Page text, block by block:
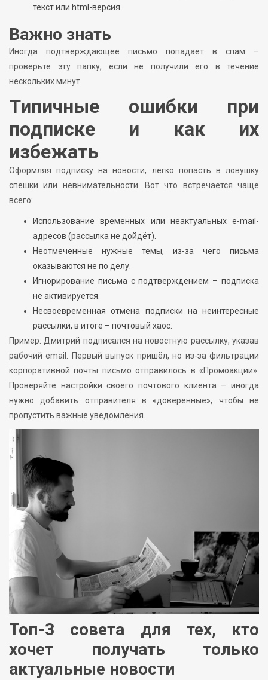
текст или html-версия.
Важно знать
Иногда подтверждающее письмо попадает в спам –
проверьте эту папку, если не получили его в течение
нескольких минут.
Типичные ошибки при
подписке и как их
избежать
Оформляя подписку на новости, легко попасть в ловушку
спешки или невнимательности. Вот что встречается чаще
всего:
Использование временных или неактуальных e-mail-
адресов (рассылка не дойдёт).
Неотмеченные нужные темы, из-за чего письма
оказываются не по делу.
Игнорирование письма с подтверждением – подписка
не активируется.
Несвоевременная отмена подписки на неинтересные
рассылки, в итоге – почтовый хаос.
Пример: Дмитрий подписался на новостную рассылку, указав
рабочий email. Первый выпуск пришёл, но из-за фильтрации
корпоративной почты письмо отправилось в «Промоакции».
Проверяйте настройки своего почтового клиента – иногда
нужно добавить отправителя в «доверенные», чтобы не
пропустить важные уведомления.
Топ-3 совета для тех, кто
хочет получать только
актуальные новости